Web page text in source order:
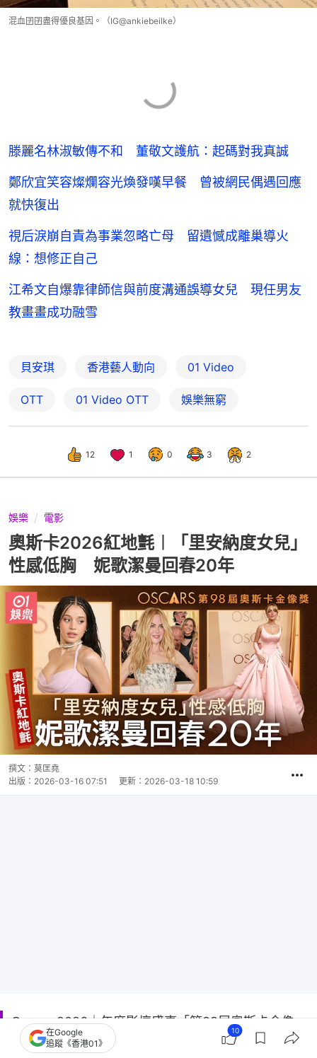
混血囝囝盡得優良基因。（IG@ankiebeilke）
滕麗名林淑敏傳不和 董敬文護航：起碼對我真誠
鄭欣宜笑容燦爛容光煥發嘆早餐 曾被網民偶遇回應
就快復出
視后淚崩自責為事業忽略亡母 留遺憾成離巢導火
線：想修正自己
江希文自爆靠律師信與前度溝通誤導女兒 現任男友
教畫畫成功融雪
貝安琪 香港藝人動向 01 Video
OTT 01‌ ‌Video‌ ‌OTT 娛樂無窮
12 1 0 3 2
娛樂 電影
奧斯卡2026紅地氈︱「里安納度女兒」
性感低胸 妮歌潔曼回春20年
撰文： 莫匡堯
出版： 2026-03-16 07:51 更新： 2026-03-18 10:59
Oscars 2026｜年度影壇盛事「第98屆奧斯卡金像
獎」於美國時間昨日（15日）舉行，在洛杉磯舉行，
在Google
追蹤《香港01》
10